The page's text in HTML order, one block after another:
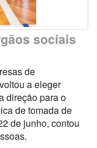
sociais
de
a eleger
direção para o
de tomada de
de junho, contou